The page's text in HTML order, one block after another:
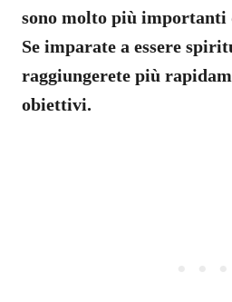
sono molto più importanti
Se imparate a essere
raggiungerete più
obiettivi.